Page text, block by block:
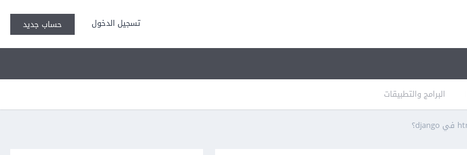
تسجيل الدخول حساب جديد
البرامج والتطبيقات